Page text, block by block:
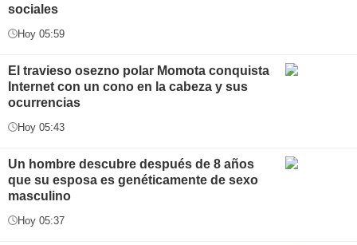
sociales
Hoy 05:59
El travieso osezno polar Momota conquista
Internet con un cono en la cabeza y sus
ocurrencias
Hoy 05:43
Un hombre descubre después de 8 años
que su esposa es genéticamente de sexo
masculino
Hoy 05:37